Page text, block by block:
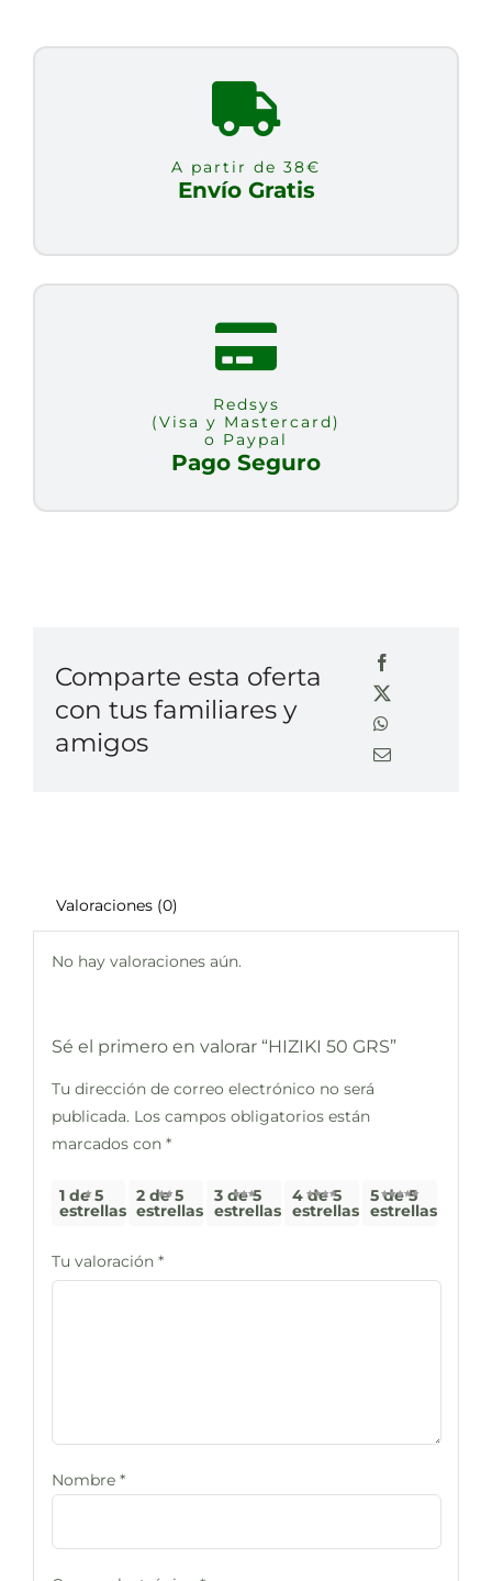
A partir de 38€
Envío Gratis
Redsys
(Visa y Mastercard)
o Paypal
Pago Seguro
Comparte esta oferta
con tus familiares y
amigos
Valoraciones (0)
No hay valoraciones aún.
Sé el primero en valorar “HIZIKI 50 GRS”
Tu dirección de correo electrónico no será
publicada. Los campos obligatorios están
marcados con *
1 de 5
estrellas
2 de 5
estrellas
3 de 5
estrellas
4 de 5
estrellas
5 de 5
estrellas
Tu valoración *
Nombre *